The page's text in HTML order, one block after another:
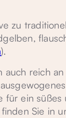
zu
).
reich
für ein
Sie in